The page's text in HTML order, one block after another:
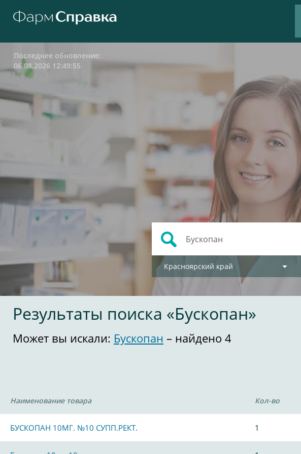
Последнее обновление:
06.08.2026 12:49:55
Красноярский край
Результаты поиска «Бускопан»
Может вы искали: Бускопан – найдено 4
Наименование товара Кол-во
БУСКОПАН 10МГ. №10 СУПП.РЕКТ. 1